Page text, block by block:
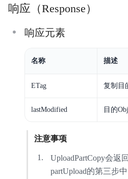
响应（Response）
响应元素
名称 描述
ETag 复制目
lastModified 目的
注意事项
UploadPartCopy会返
partUpload的第三步